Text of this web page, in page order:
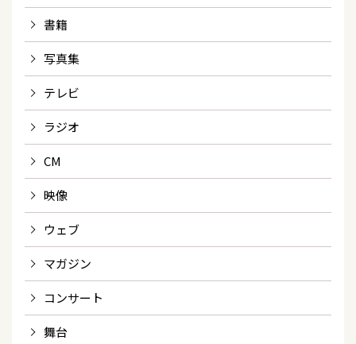
書籍
写真集
テレビ
ラジオ
CM
映像
ウェブ
マガジン
コンサート
舞台